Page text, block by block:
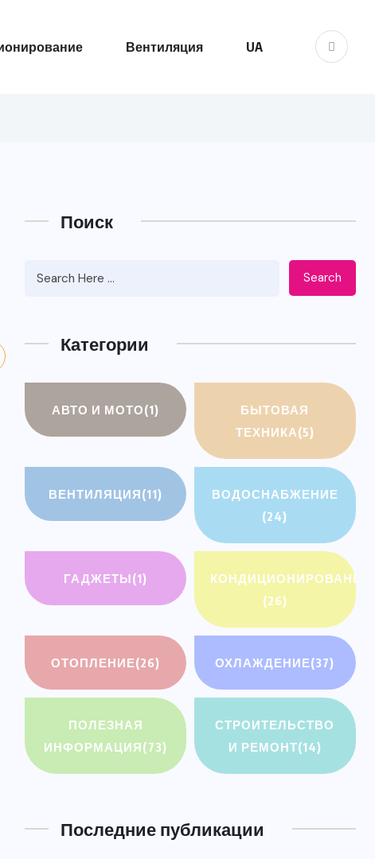
Вентиляция UA
Поиск
Search
Категории
АВТО И МОТО(1)
БЫТОВАЯ
ТЕХНИКА(5)
ВЕНТИЛЯЦИЯ(11)
ВОДОСНАБЖЕНИЕ
(24)
ГАДЖЕТЫ(1)
КОНДИЦИОНИРОВАНИЕ
(26)
ОТОПЛЕНИЕ(26) ОХЛАЖДЕНИЕ(37)
ПОЛЕЗНАЯ
ИНФОРМАЦИЯ(73)
СТРОИТЕЛЬСТВО
И РЕМОНТ(14)
Последние публикации